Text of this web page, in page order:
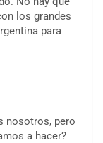
los grandes
para
nosotros, pero
a hacer?